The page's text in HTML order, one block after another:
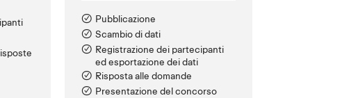
Pubblicazione
Scambio di dati
Registrazione dei partecipanti
ed esportazione dei dati
Risposta alle domande
Presentazione del concorso